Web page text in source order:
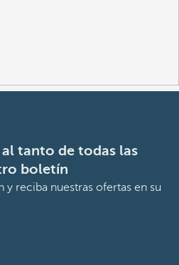
al tanto de todas las
boletín
y reciba nuestras ofertas en su